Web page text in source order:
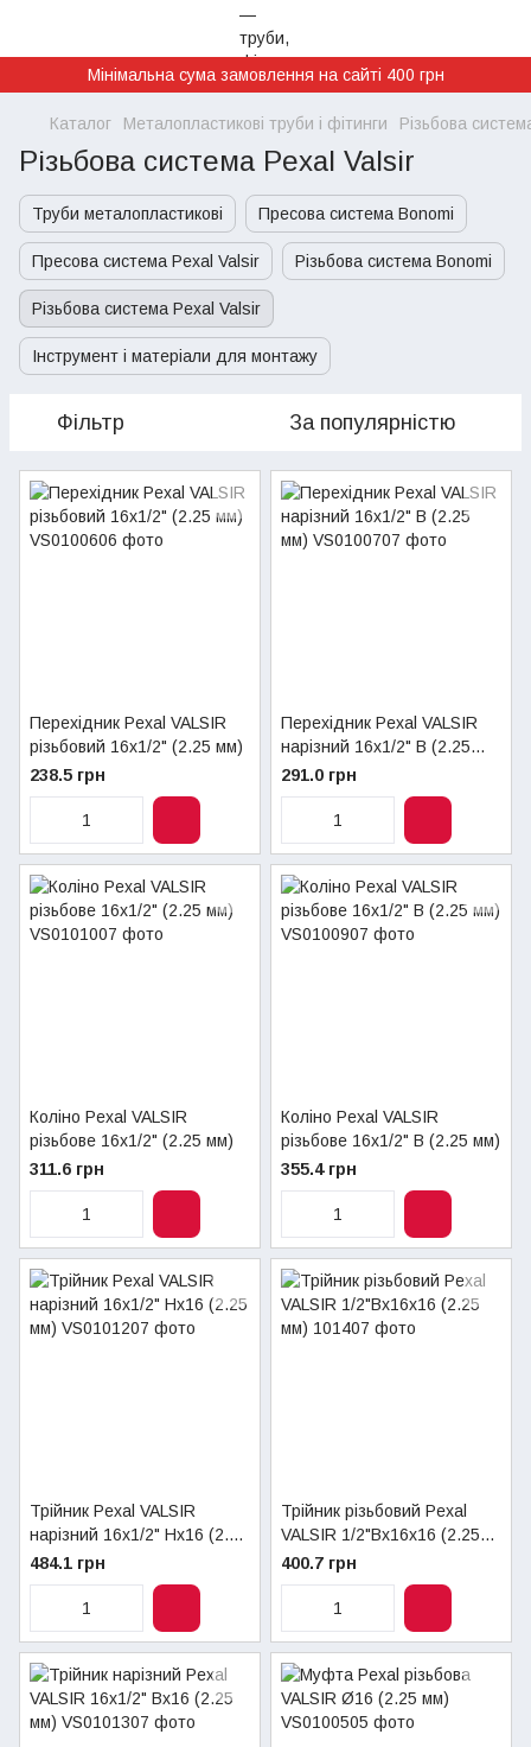
Мінімальна сума замовлення на сайті 400 грн
Каталог Металопластикові труби і фітинги Різьбова
Різьбова система Pexal Valsir
Труби металопластикові Пресова система Bonomi
Пресова система Pexal Valsir Різьбова система Bonomi
Різьбова система Pexal Valsir
Інструмент і матеріали для монтажу
Фільтр За популярністю
Перехідник Pexal VALSIR
різьбовий 16х1/2" (2.25 мм)
238.5 грн
Перехідник Pexal VALSIR
нарізний 16х1/2" В (2.25
мм)
291.0 грн
Коліно Pexal VALSIR
різьбове 16х1/2" (2.25 мм)
311.6 грн
Коліно Pexal VALSIR
різьбове 16х1/2" В (2.25 мм)
355.4 грн
Трійник Pexal VALSIR
нарізний 16х1/2" Нх16 (2.25
мм)
484.1 грн
Трійник різьбовий Pexal
VALSIR 1/2"Вх16х16 (2.25
мм)
400.7 грн